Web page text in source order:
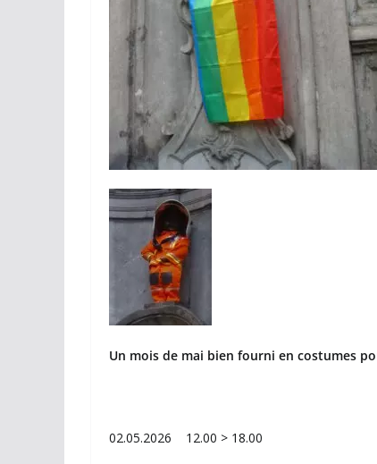
Un mois de mai bien fourni en costumes
02.05.2026 12.00 > 18.00